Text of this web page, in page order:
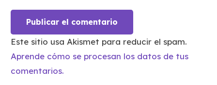
Publicar el comentario
Este sitio usa Akismet para reducir el spam.
Aprende cómo se procesan los datos de tus
comentarios.